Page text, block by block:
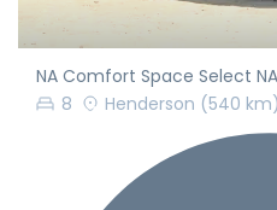
NA Comfort Space Select
8
Henderson (540 km)